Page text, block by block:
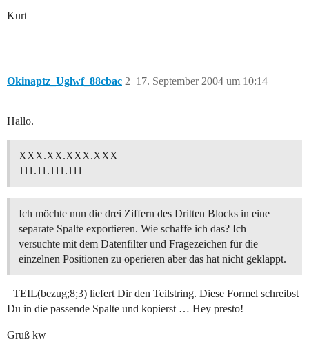
Kurt
Okinaptz_Uglwf_88cbac 17. September 2004 um 10:14
2
Hallo.
XXX.XX.XXX.XXX
111.11.111.111
Ich möchte nun die drei Ziffern des Dritten Blocks in eine
separate Spalte exportieren. Wie schaffe ich das? Ich
versuchte mit dem Datenfilter und Fragezeichen für die
einzelnen Positionen zu operieren aber das hat nicht geklappt.
=TEIL(bezug;8;3) liefert Dir den Teilstring. Diese Formel schreibst
Du in die passende Spalte und kopierst … Hey presto!
Gruß kw